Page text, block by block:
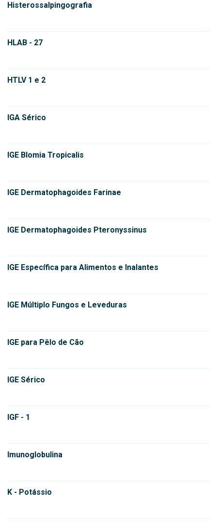
Histerossalpingografia
HLAB - 27
HTLV 1 e 2
IGA Sérico
IGE Blomia Tropicalis
IGE Dermatophagoides Farinae
IGE Dermatophagoides Pteronyssinus
IGE Específica para Alimentos e Inalantes
IGE Múltiplo Fungos e Leveduras
IGE para Pêlo de Cão
IGE Sérico
IGF - 1
Imunoglobulina
K - Potássio